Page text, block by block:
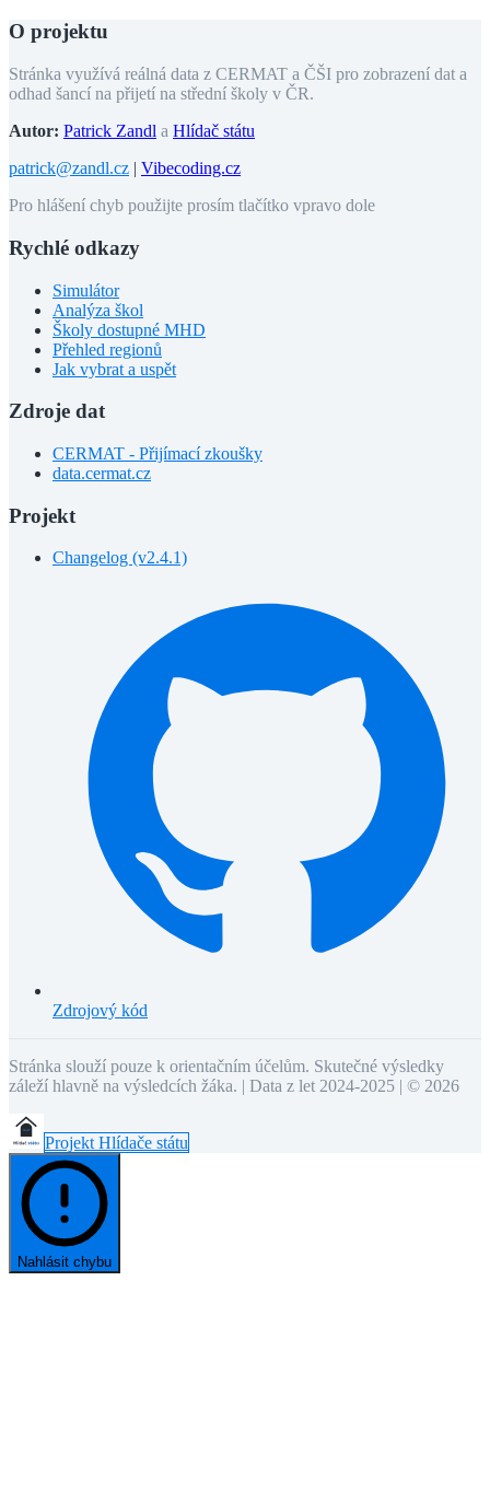
O projektu
Stránka využívá reálná data z CERMAT a ČŠI pro zobrazení dat a
odhad šancí na přijetí na střední školy v ČR.
Autor: Patrick Zandl a Hlídač státu
patrick@zandl.cz | Vibecoding.cz
Pro hlášení chyb použijte prosím tlačítko vpravo dole
Rychlé odkazy
Simulátor
Analýza škol
Školy dostupné MHD
Přehled regionů
Jak vybrat a uspět
Zdroje dat
CERMAT - Přijímací zkoušky
data.cermat.cz
Projekt
Changelog (v2.4.1)
Zdrojový kód
Stránka slouží pouze k orientačním účelům. Skutečné výsledky
záleží hlavně na výsledcích žáka. | Data z let 2024-2025 | © 2026
Projekt Hlídače státu
Nahlásit chybu